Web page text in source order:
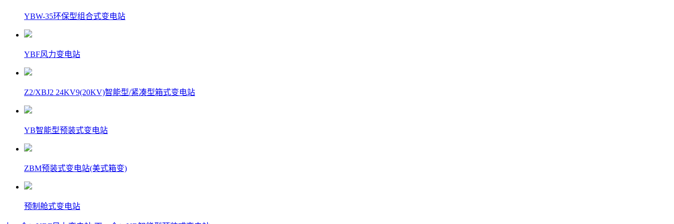
YBW-35环保型组合式变电站
YBF风力变电站
Z2/XBJ2 24KV9(20KV)智能型/紧凑型箱式变电站
YB智能型预装式变电站
ZBM预装式变电站(美式箱变)
预制舱式变电站